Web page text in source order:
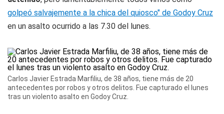
golpeó salvajemente a la chica del quiosco" de Godoy Cruz
en un asalto ocurrido a las 7.30 del lunes.
Carlos Javier Estrada Marfiliu, de 38 años, tiene más de 20
antecedentes por robos y otros delitos. Fue capturado el lunes
tras un violento asalto en Godoy Cruz.